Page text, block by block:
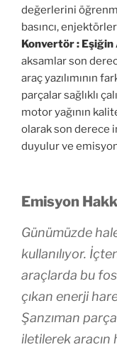
değerlerini
basıncı,
Konvertör : Eşiğin
aksamlar son
araç yazılımının
parçalar sağlıklı
motor yağının
olarak son derece
duyulur ve
Emisyon
Günümüzde
kullanılıyor.
araçlarda bu
çıkan enerji
Şanzıman
iletilerek aracın